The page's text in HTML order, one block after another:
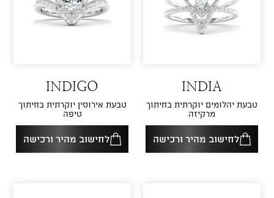
INDIA
טבעת יהלומים יוקרתית בחיתוך
מרקיזה
לחישוב מהיר ורכישה
INDIGO
טבעת אירוסין יוקרתית בחיתוך
טיפה
לחישוב מהיר ורכישה